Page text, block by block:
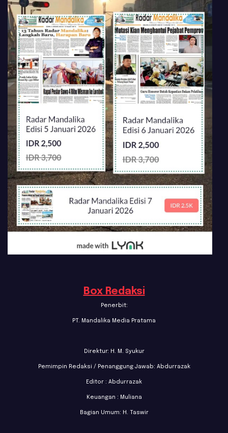
Box Redaksi
Penerbit:
PT. Mandalika Media Pratama
Direktur: H. M. Syukur
Pemimpin Redaksi / Penanggung Jawab: Abdurrazak
Editor : Abdurrazak
Keuangan : Muliana
Bagian Umum: H. Taswir